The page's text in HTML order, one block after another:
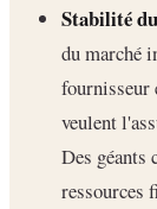
Stabilité
du marché
fournisseur
veulent
Des géants
ressources